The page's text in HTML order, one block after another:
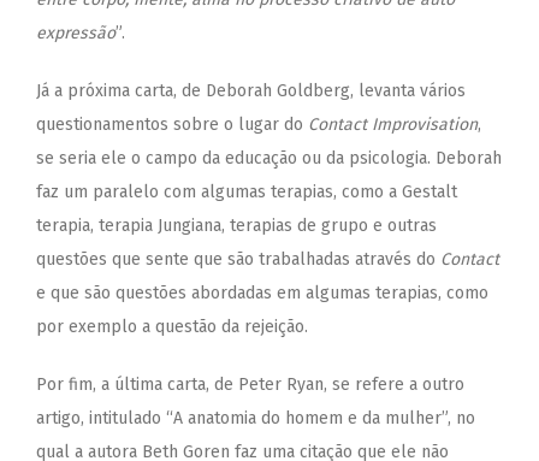
expressão”.
Já a próxima carta, de Deborah Goldberg, levanta vários
questionamentos sobre o lugar do Contact Improvisation,
se seria ele o campo da educação ou da psicologia. Deborah
faz um paralelo com algumas terapias, como a Gestalt
terapia, terapia Jungiana, terapias de grupo e outras
questões que sente que são trabalhadas através do Contact
e que são questões abordadas em algumas terapias, como
por exemplo a questão da rejeição.
Por fim, a última carta, de Peter Ryan, se refere a outro
artigo, intitulado “A anatomia do homem e da mulher”, no
qual a autora Beth Goren faz uma citação que ele não